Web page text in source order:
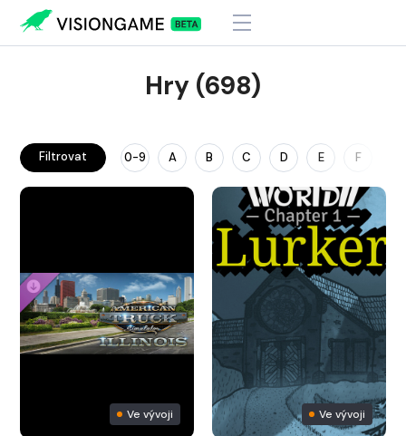
Hry (698)
Filtrovat 0-9 A B C D E F
Ve vývoji Ve vývoji